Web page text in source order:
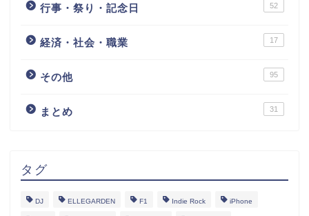
行事・祭り・記念日 52
経済・社会・職業 17
その他 95
まとめ 31
タグ
DJ ELLEGARDEN F1 Indie Rock iPhone